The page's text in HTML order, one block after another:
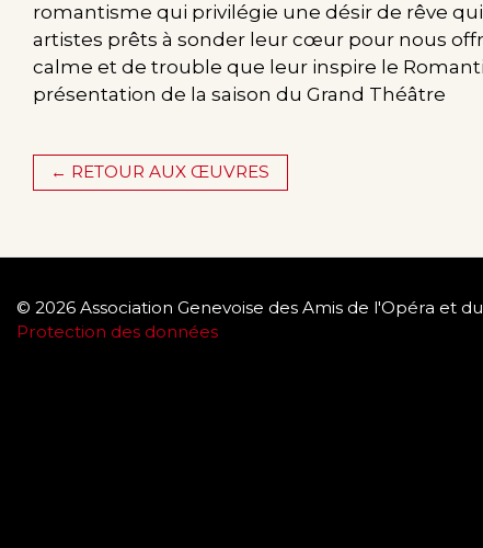
romantisme qui privilégie une désir de rêve
artistes prêts à sonder leur cœur pour nous
calme et de trouble que leur inspire le
présentation de la saison du Grand Théâtre
← RETOUR AUX ŒUVRES
© 2026 Association Genevoise des Amis de l'Opéra et
Protection des données